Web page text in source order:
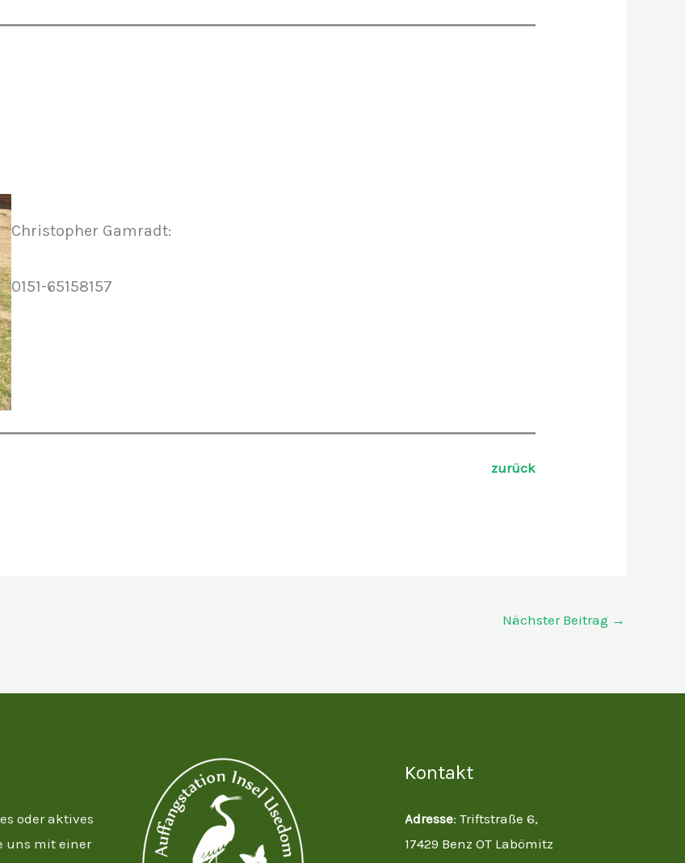
Christopher Gamradt:
0151-65158157
zurück
Nächster Beitrag →
oder aktives
uns mit einer
Kontakt
Adresse: Triftstraße 6,
17429 Benz OT Labömitz